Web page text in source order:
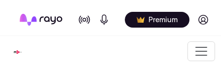
On Air Podcasts Premium Log in